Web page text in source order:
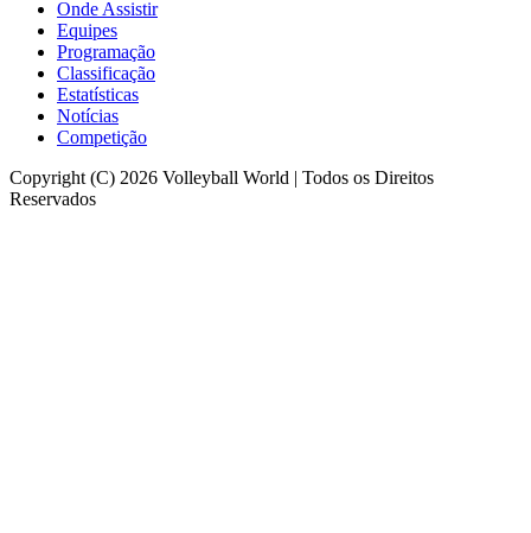
Onde Assistir
Equipes
Programação
Classificação
Estatísticas
Notícias
Competição
Copyright (C) 2026 Volleyball World | Todos os Direitos
Reservados